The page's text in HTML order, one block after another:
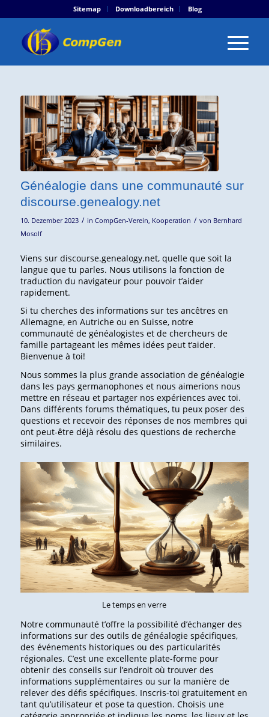
Sitemap Downloadbereich Blog
Généalogie dans une communauté sur
discourse.genealogy.net
10. Dezember 2023 / in CompGen-Verein Kooperation / von Bernhard
Mosolf
Viens sur discourse.genealogy.net, quelle que soit la
langue que tu parles. Nous utilisons la fonction de
traduction du navigateur pour pouvoir t’aider
rapidement.
Si tu cherches des informations sur tes ancêtres en
Allemagne, en Autriche ou en Suisse, notre
communauté de généalogistes et de chercheurs de
famille partageant les mêmes idées peut t’aider.
Bienvenue à toi!
Nous sommes la plus grande association de généalogie
dans les pays germanophones et nous aimerions nous
mettre en réseau et partager nos expériences avec toi.
Dans différents forums thématiques, tu peux poser des
questions et recevoir des réponses de nos membres qui
ont peut-être déjà résolu des questions de recherche
similaires.
Le temps en verre
Notre communauté t’offre la possibilité d’échanger des
informations sur des outils de généalogie spécifiques,
des événements historiques ou des particularités
régionales. C’est une excellente plate-forme pour
obtenir des conseils sur l’endroit où trouver des
informations supplémentaires ou sur la manière de
relever des défis spécifiques. Inscris-toi gratuitement en
tant qu’utilisateur et pose ta question. Choisis une